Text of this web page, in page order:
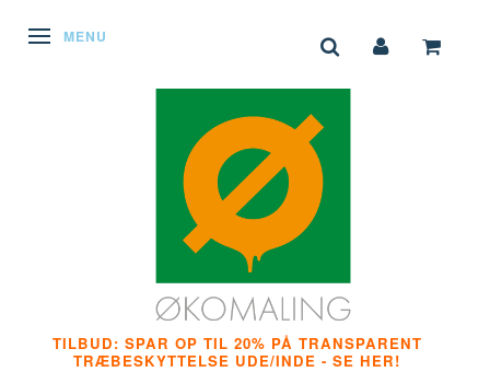
SKIFTE NAVIGATION
MENU
TILBUD: SPAR OP TIL 20% PÅ TRANSPARENT
TRÆBESKYTTELSE UDE/INDE - SE HER!